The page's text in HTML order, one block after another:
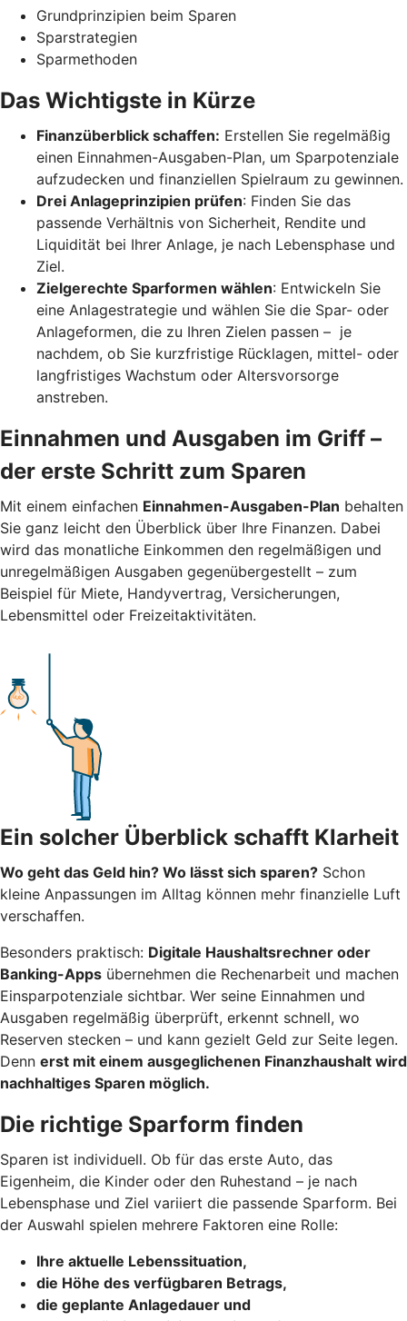
Grundprinzipien beim Sparen
Sparstrategien
Sparmethoden
Das Wichtigste in Kürze
Finanzüberblick schaffen: Erstellen Sie regelmäßig
einen Einnahmen-Ausgaben-Plan, um Sparpotenziale
aufzudecken und finanziellen Spielraum zu gewinnen.
Drei Anlageprinzipien prüfen: Finden Sie das
passende Verhältnis von Sicherheit, Rendite und
Liquidität bei Ihrer Anlage, je nach Lebensphase und
Ziel.
Zielgerechte Sparformen wählen: Entwickeln Sie
eine Anlagestrategie und wählen Sie die Spar- oder
Anlageformen, die zu Ihren Zielen passen – je
nachdem, ob Sie kurzfristige Rücklagen, mittel- oder
langfristiges Wachstum oder Altersvorsorge
anstreben.
Einnahmen und Ausgaben im Griff –
der erste Schritt zum Sparen
Mit einem einfachen Einnahmen-Ausgaben-Plan behalten
Sie ganz leicht den Überblick über Ihre Finanzen. Dabei
wird das monatliche Einkommen den regelmäßigen und
unregelmäßigen Ausgaben gegenübergestellt – zum
Beispiel für Miete, Handyvertrag, Versicherungen,
Lebensmittel oder Freizeitaktivitäten.
Ein solcher Überblick schafft Klarheit
Wo geht das Geld hin? Wo lässt sich sparen? Schon
kleine Anpassungen im Alltag können mehr finanzielle Luft
verschaffen.
Besonders praktisch: Digitale Haushaltsrechner oder
Banking-Apps übernehmen die Rechenarbeit und machen
Einsparpotenziale sichtbar. Wer seine Einnahmen und
Ausgaben regelmäßig überprüft, erkennt schnell, wo
Reserven stecken – und kann gezielt Geld zur Seite legen.
Denn erst mit einem ausgeglichenen Finanzhaushalt wird
nachhaltiges Sparen möglich.
Die richtige Sparform finden
Sparen ist individuell. Ob für das erste Auto, das
Eigenheim, die Kinder oder den Ruhestand – je nach
Lebensphase und Ziel variiert die passende Sparform. Bei
der Auswahl spielen mehrere Faktoren eine Rolle:
Ihre aktuelle Lebenssituation,
die Höhe des verfügbaren Betrags,
die geplante Anlagedauer und